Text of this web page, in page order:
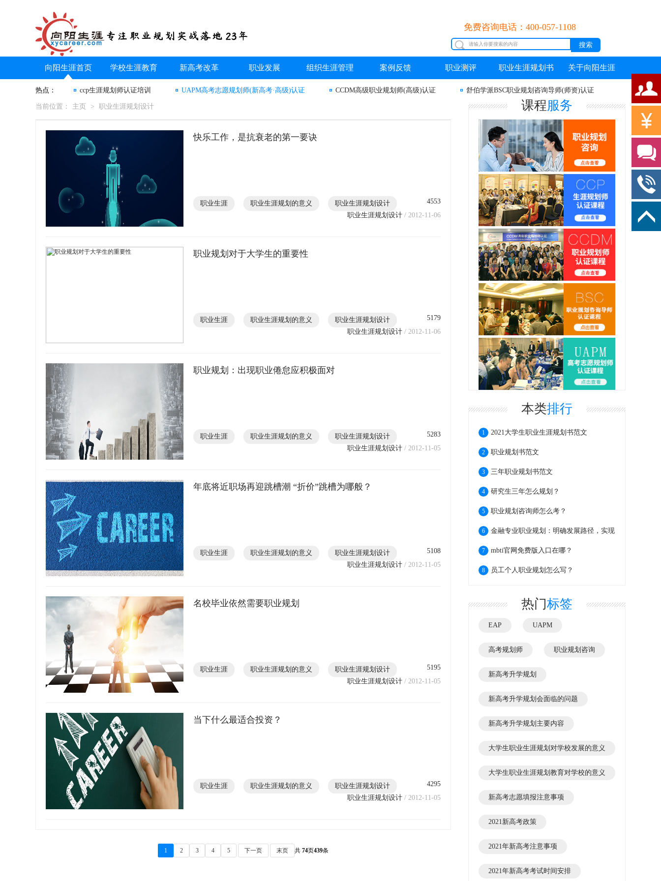
免费咨询电话：400-057-1108
向阳生涯首页 学校生涯教育 新高考改革 职业发展 组织生涯管理 案例反馈 职业测评 职业生涯规划书 关于向阳生涯
热点： ccp生涯规划师认证培训 UAPM高考志愿规划师(新高考·高级)认证 CCDM高级职业规划师(高级)认证 舒伯学派BSC职业规划咨询导师(师资)认证
当前位置： 主页 > 职业生涯规划设计
快乐工作，是抗衰老的第一要诀
职业生涯 职业生涯规划的意义 职业生涯规划设计
4553
职业生涯规划设计 / 2012-11-06
职业规划对于大学生的重要性
职业生涯 职业生涯规划的意义 职业生涯规划设计
5179
职业生涯规划设计 / 2012-11-06
职业规划：出现职业倦怠应积极面对
职业生涯 职业生涯规划的意义 职业生涯规划设计
5283
职业生涯规划设计 / 2012-11-05
年底将近职场再迎跳槽潮 “折价”跳槽为哪般？
职业生涯 职业生涯规划的意义 职业生涯规划设计
5108
职业生涯规划设计 / 2012-11-05
名校毕业依然需要职业规划
职业生涯 职业生涯规划的意义 职业生涯规划设计
5195
职业生涯规划设计 / 2012-11-05
当下什么最适合投资？
职业生涯 职业生涯规划的意义 职业生涯规划设计
4295
职业生涯规划设计 / 2012-11-05
1 2 3 4 5 下一页 末页 共 74页439条
课程服务
本类排行
1 2021大学生职业生涯规划书范文
2 职业规划书范文
3 三年职业规划书范文
4 研究生三年怎么规划？
5 职业规划咨询师怎么考？
6 金融专业职业规划：明确发展路径，实现
个人价值
7 mbti官网免费版入口在哪？
8 员工个人职业规划怎么写？
热门标签
EAP UAPM
高考规划师 职业规划咨询
新高考升学规划
新高考升学规划会面临的问题
新高考升学规划主要内容
大学生职业生涯规划对学校发展的意义
大学生职业生涯规划教育对学校的意义
新高考志愿填报注意事项
2021新高考政策
2021年新高考注意事项
2021年新高考考试时间安排